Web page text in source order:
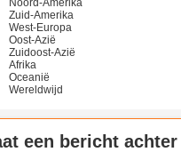
Noord-Amerika
Zuid-Amerika
West-Europa
Oost-Azië
Zuidoost-Azië
Afrika
Oceanië
Wereldwijd
een bericht achter